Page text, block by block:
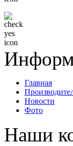
Главная
Новости
Фото
Наши